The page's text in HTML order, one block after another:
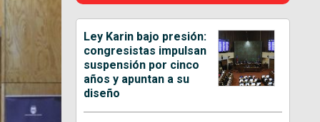
Ley Karin bajo presión:
congresistas impulsan
suspensión por cinco
años y apuntan a su
diseño